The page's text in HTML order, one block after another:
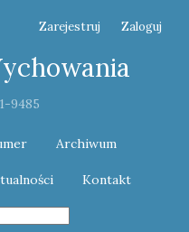
9485
Archiwum
Kontakt
Zarejestruj Zaloguj